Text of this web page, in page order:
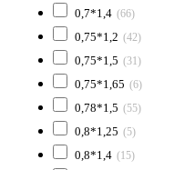
0,7*1,4 (66)
0,75*1,2 (42)
0,75*1,5 (31)
0,75*1,65 (6)
0,78*1,5 (55)
0,8*1,25 (5)
0,8*1,4 (15)